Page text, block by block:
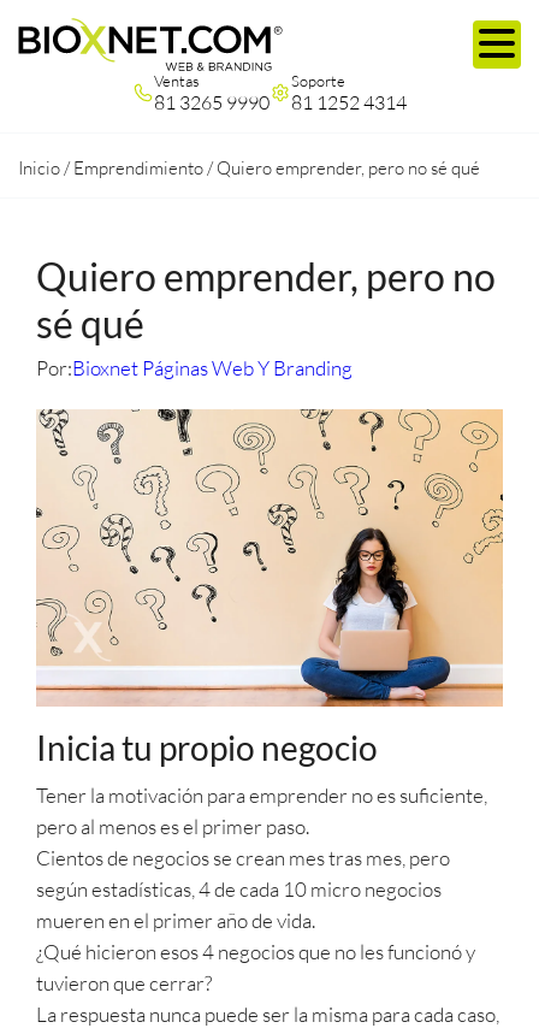
Ventas
81 3265 9990
Soporte
81 1252 4314
Inicio /Emprendimiento /Quiero emprender, pero no sé qué
Quiero emprender, pero no
sé qué
Por:Bioxnet Páginas Web Y Branding
Inicia tu propio negocio
Tener la motivación para emprender no es suficiente,
pero al menos es el primer paso.
Cientos de negocios se crean mes tras mes, pero
según estadísticas, 4 de cada 10 micro negocios
mueren en el primer año de vida.
¿Qué hicieron esos 4 negocios que no les funcionó y
tuvieron que cerrar?
La respuesta nunca puede ser la misma para cada caso,